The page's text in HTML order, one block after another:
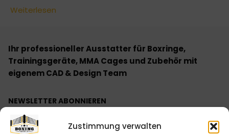
Zustimmung verwalten
Weiterlesen
Ihr professioneller Ausstatter für Boxringe,
Trainingsgeräte, MMA Cages und Zubehör mit
eigenem CAD & Design Team
NEWSLETTER ABONNIEREN
Bitte senden Sie mir entsprechend Ihrer
Datenschutzerklärung regelmäßig und jederzeit